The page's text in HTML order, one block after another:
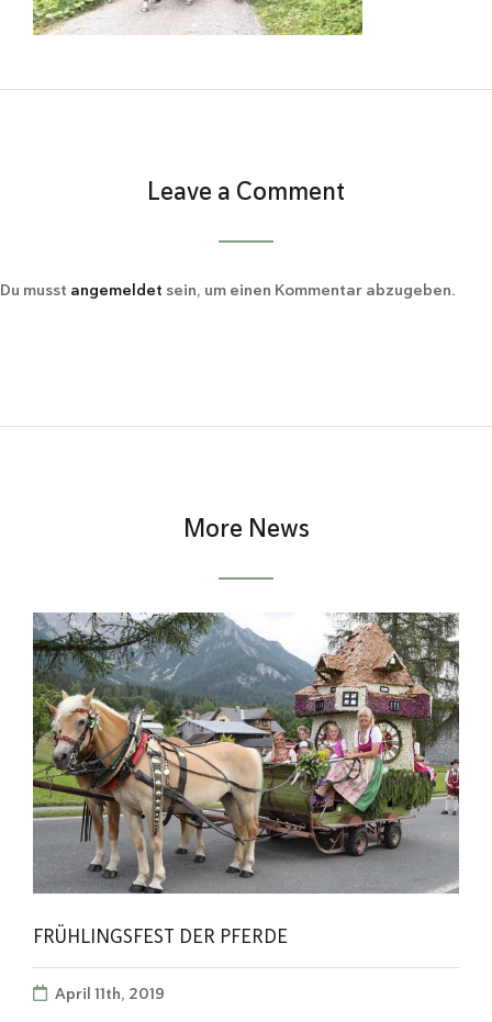
Leave a Comment
Du musst angemeldet sein, um einen Kommentar abzugeben.
More News
FRÜHLINGSFEST DER PFERDE
April 11th, 2019